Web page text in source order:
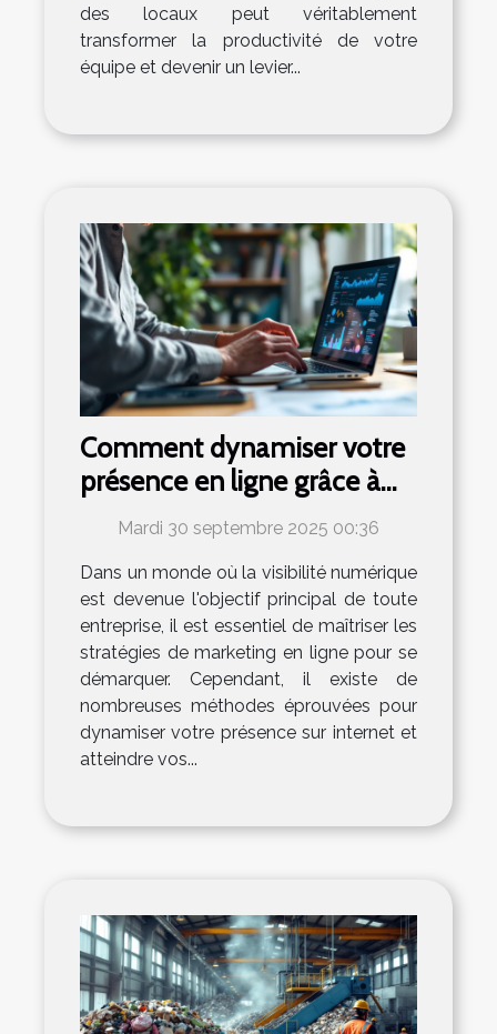
des locaux peut véritablement
transformer la productivité de votre
équipe et devenir un levier...
Comment dynamiser votre
présence en ligne grâce à
des stratégies de marketing
éprouvées ?
Mardi 30 septembre 2025 00:36
Dans un monde où la visibilité numérique
est devenue l'objectif principal de toute
entreprise, il est essentiel de maîtriser les
stratégies de marketing en ligne pour se
démarquer. Cependant, il existe de
nombreuses méthodes éprouvées pour
dynamiser votre présence sur internet et
atteindre vos...